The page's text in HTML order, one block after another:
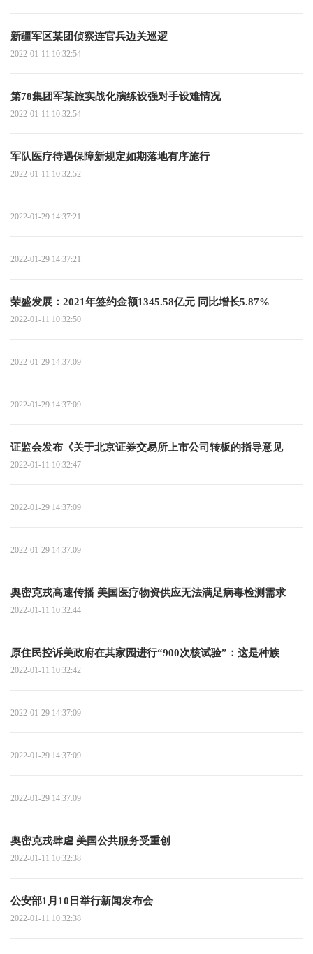
新疆军区某团侦察连官兵边关巡逻
2022-01-11 10:32:54
第78集团军某旅实战化演练设强对手设难情况
2022-01-11 10:32:54
军队医疗待遇保障新规定如期落地有序施行
2022-01-11 10:32:52
2022-01-29 14:37:21
2022-01-29 14:37:21
荣盛发展：2021年签约金额1345.58亿元 同比增长5.87%
2022-01-11 10:32:50
2022-01-29 14:37:09
2022-01-29 14:37:09
证监会发布《关于北京证券交易所上市公司转板的指导意见
2022-01-11 10:32:47
2022-01-29 14:37:09
2022-01-29 14:37:09
奥密克戎高速传播 美国医疗物资供应无法满足病毒检测需求
2022-01-11 10:32:44
原住民控诉美政府在其家园进行“900次核试验”：这是种族
2022-01-11 10:32:42
2022-01-29 14:37:09
2022-01-29 14:37:09
2022-01-29 14:37:09
奥密克戎肆虐 美国公共服务受重创
2022-01-11 10:32:38
公安部1月10日举行新闻发布会
2022-01-11 10:32:38